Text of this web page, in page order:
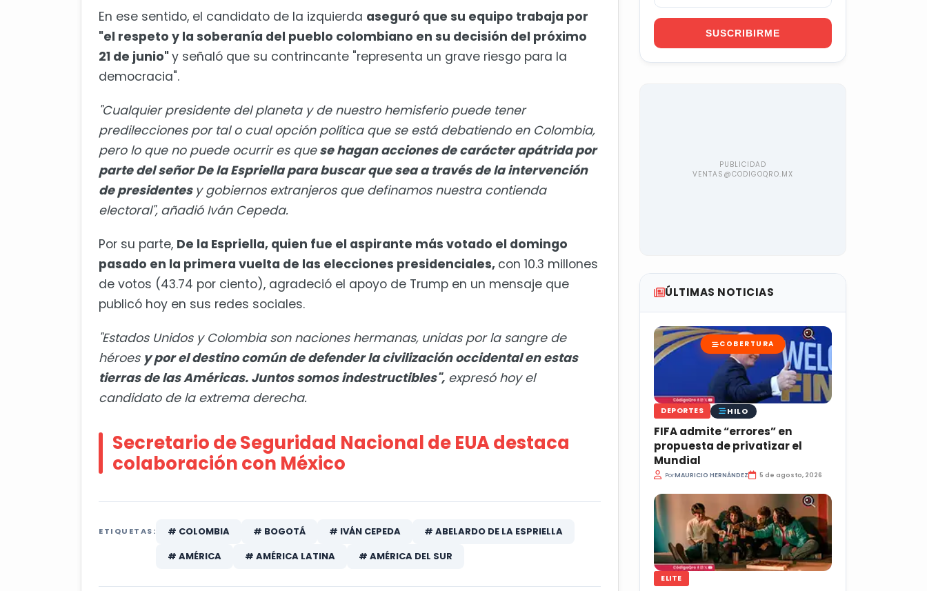
En ese sentido, el candidato de la izquierda aseguró que su equipo trabaja por
"el respeto y la soberanía del pueblo colombiano en su decisión del próximo
21 de junio"y señaló que su contrincante "representa un grave riesgo para la
democracia".
"Cualquier presidente del planeta y de nuestro hemisferio puede tener
predilecciones por tal o cual opción política que se está debatiendo en Colombia,
pero lo que no puede ocurrir es quese hagan acciones de carácter apátrida por
parte del señor De la Espriella para buscar que sea a través de la intervención
de presidentes y gobiernos extranjeros que definamos nuestra contienda
electoral", añadió Iván Cepeda.
Por su parte, De la Espriella, quien fue el aspirante más votado el domingo
pasado en la primera vuelta de las elecciones presidenciales, con 10.3 millones
de votos (43.74 por ciento), agradeció el apoyo de Trump en un mensaje que
publicó hoy en sus redes sociales.
"Estados Unidos y Colombia son naciones hermanas, unidas por la sangre de
héroes y por el destino común de defender la civilización occidental en estas
tierras de las Américas. Juntos somos indestructibles", expresó hoy el
candidato de la extrema derecha.
Secretario de Seguridad Nacional de EUA destaca
colaboración con México
ETIQUETAS: # COLOMBIA # BOGOTÁ # IVÁN CEPEDA
# ABELARDO DE LA ESPRIELLA
# AMÉRICA
# AMÉRICA LATINA # AMÉRICA DEL SUR
SUSCRIBIRME
ÚLTIMAS NOTICIAS
COBERTURA
DEPORTES HILO
FIFA admite “errores” en
propuesta de privatizar el
Mundial
PorMAURICIO HERNÁNDEZ 5 de agosto, 2026
ELITE